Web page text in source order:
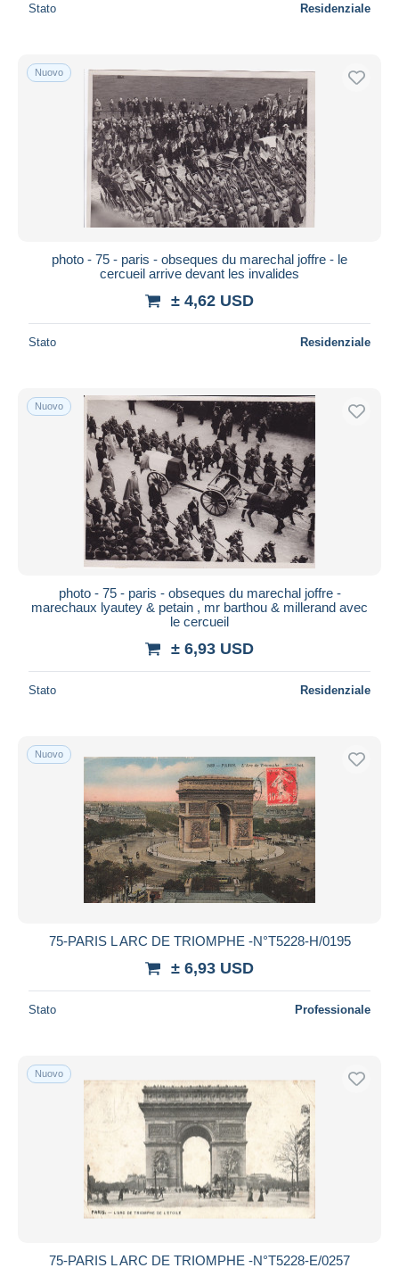
Stato Residenziale
Nuovo
photo - 75 - paris - obseques du marechal joffre - le
cercueil arrive devant les invalides
± 4,62 USD
Stato Residenziale
Nuovo
photo - 75 - paris - obseques du marechal joffre -
marechaux lyautey & petain , mr barthou & millerand avec
le cercueil
± 6,93 USD
Stato Residenziale
Nuovo
75-PARIS L ARC DE TRIOMPHE -N°T5228-H/0195
± 6,93 USD
Stato Professionale
Nuovo
75-PARIS L ARC DE TRIOMPHE -N°T5228-E/0257